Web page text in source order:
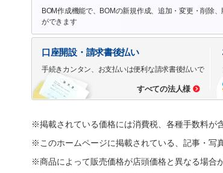
BOM作成機能で、BOMの新規作成、追加・変更・削除、
ができます
口座開設・請求書後払い
手続きカンタン、お支払いは便利な請求書後払いで
すべての法人様
※掲載されている価格には消費税、各種手数料が
※このホームページに掲載されている、記事・写
※商品によって販売価格が店頭価格と異なる場合